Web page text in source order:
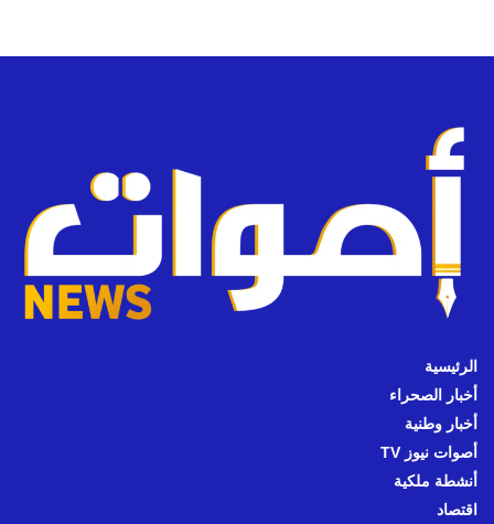
الرئيسية
أخبار الصحراء
أخبار وطنية
أصوات نيوز TV
أنشطة ملكية
اقتصاد